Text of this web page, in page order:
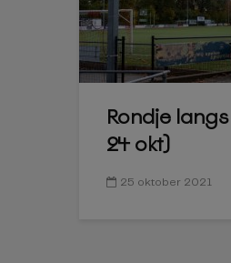
Rondje
24 okt)
25 oktober 2021